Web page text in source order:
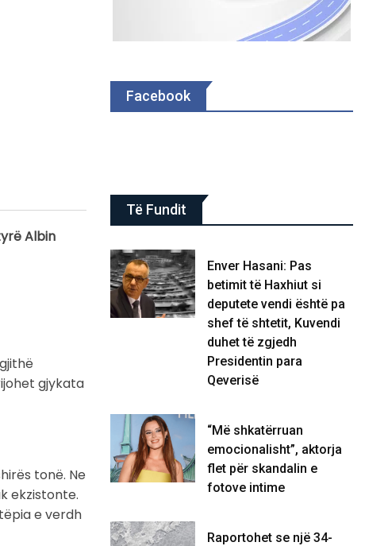
Albin
gjykata
tonë. Ne
ekzistonte.
e verdh
Facebook
Të Fundit
Enver Hasani: Pas
betimit të Haxhiut si
deputete vendi është pa
shef të shtetit, Kuvendi
duhet të zgjedh
Presidentin para
Qeverisë
“Më shkatërruan
emocionalisht”, aktorja
flet për skandalin e
fotove intime
Raportohet se një 34-